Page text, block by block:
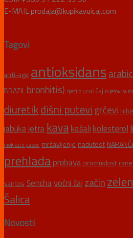
E-MAIL prodaja@kupikavuicaj.com
Tagovi
anti-age antioksidans
BRAZIL bronhitis) cjedilo crni čaj cvjetovi
diuretikdišni putevi grčevi
jabukajetra kavakašaljkolesterol
mokraćni putevi mršavljenje nadutost
prehladaprobava promuklost rane
santos Senchavoćni čaj začin
Šalica
Novosti